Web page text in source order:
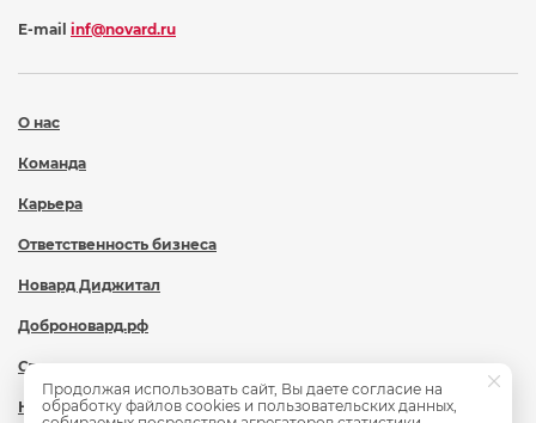
О нас
Команда
Карьера
Ответственность бизнеса
Новард Диджитал
Доброновард.рф
Статьи
Новости
E-mail inf@novard.ru
Продолжая использовать сайт, Вы даете согласие на
обработку файлов cookies и пользовательских данных,